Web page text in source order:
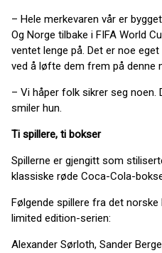
– Hele merkevaren vår er
Og Norge tilbake i FIFA World
ventet lenge på. Det er noe
ved å løfte dem frem på denne
– Vi håper folk sikrer seg
smiler hun.
Ti spillere, ti bokser
Spillerne er gjengitt som
klassiske røde Coca-Cola-
Følgende spillere fra det
limited edition-serien:
Alexander Sørloth, Sander